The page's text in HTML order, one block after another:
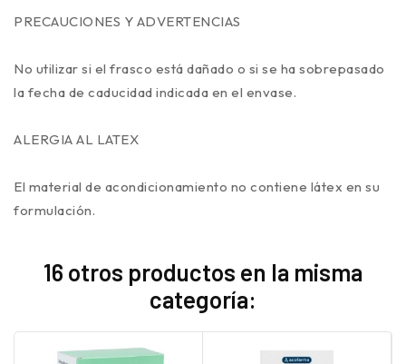
PRECAUCIONES Y ADVERTENCIAS
No utilizar si el frasco está dañado o si se ha sobrepasado
la fecha de caducidad indicada en el envase.
ALERGIA AL LATEX
El material de acondicionamiento no contiene látex en su
formulación.
16 otros productos en la misma
categoría: